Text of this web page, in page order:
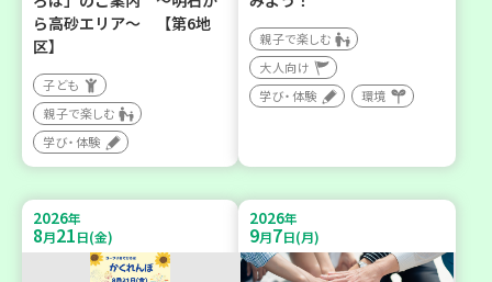
ら高砂エリア～ 【第6地
区】
子ども
親子で楽しむ
学び・体験
親子で楽しむ
大人向け
学び・体験
環境
2026年
8月21日(金)
2026年
9月7日(月)